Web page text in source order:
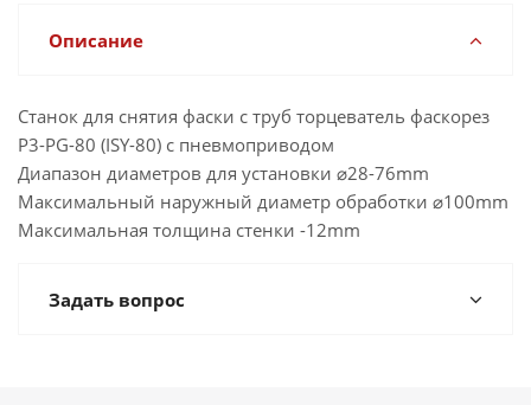
Описание
Станок для снятия фаски с труб торцеватель фаскорез
P3-PG-80 (ISY-80) с пневмоприводом
Диапазон диаметров для установки ⌀28-76mm
Максимальный наружный диаметр обработки ⌀100mm
Максимальная толщина стенки -12mm
Задать вопрос